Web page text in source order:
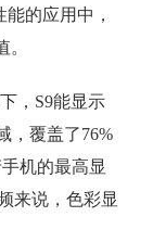
的应用中，
，S9能显示
，覆盖了76%
机的最高显
来说，色彩显